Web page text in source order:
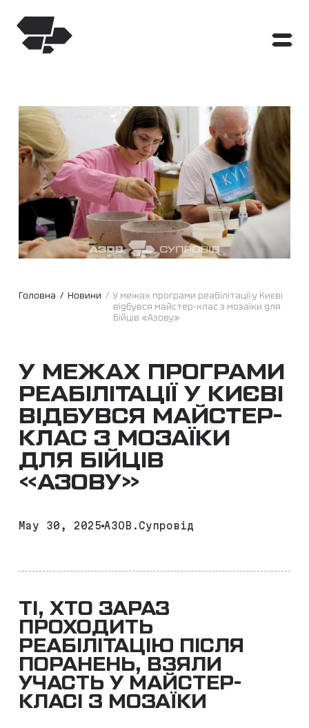
Головна /Новини /У межах програми реабілітації у Києві
відбувся майстер-клас з мозаїки для
бійців «Азову»
У МЕЖАХ ПРОГРАМИ
РЕАБІЛІТАЦІЇ У КИЄВІ
ВІДБУВСЯ МАЙСТЕР-
КЛАС З МОЗАЇКИ
ДЛЯ БІЙЦІВ
«АЗОВУ»
May 30, 2025 АЗОВ.Супровід
ТІ, ХТО ЗАРАЗ
ПРОХОДИТЬ
РЕАБІЛІТАЦІЮ ПІСЛЯ
ПОРАНЕНЬ, ВЗЯЛИ
УЧАСТЬ У МАЙСТЕР-
КЛАСІ З МОЗАЇКИ